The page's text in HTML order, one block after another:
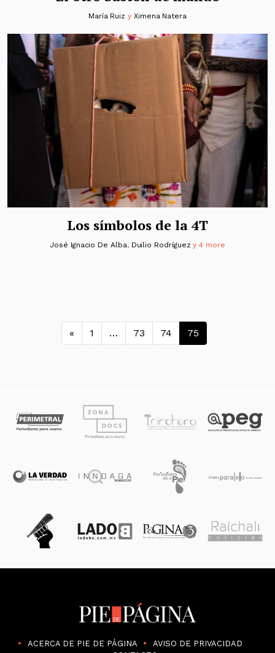
María Ruiz y Ximena Natera
Los símbolos de la 4T
José Ignacio De Alba, Duilio Rodríguez y 4 more
Navegación de entradas
« 1 … 73 74 75
ACERCA DE PIE DE PÁGINA
AVISO DE PRIVACIDAD